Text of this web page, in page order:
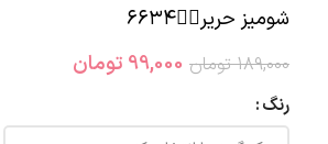
شومیز حریر🧚‍♀️۶۶۳۴
189,000 تومان 99,000 تومان
رنگ